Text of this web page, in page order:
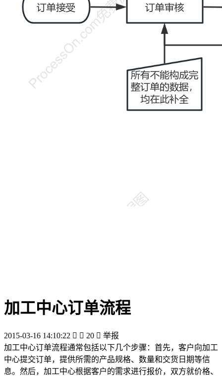
加工中心订单流程
2015-03-16 14:10:22   20  举报
加工中心订单流程通常包括以下几个步骤：首先，客户向加工
中心提交订单，提供所需的产品规格、数量和交货日期等信
息。然后，加工中心根据客户的需求进行报价，双方就价格、